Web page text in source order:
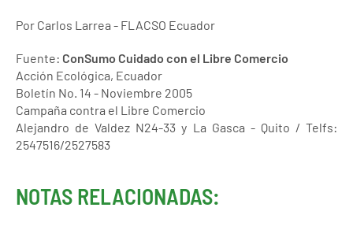
Por Carlos Larrea - FLACSO Ecuador
Fuente: ConSumo Cuidado con el Libre Comercio
Acción Ecológica, Ecuador
Boletín No. 14 - Noviembre 2005
Campaña contra el Libre Comercio
Alejandro de Valdez N24-33 y La Gasca - Quito / Telfs:
2547516/2527583
NOTAS RELACIONADAS: